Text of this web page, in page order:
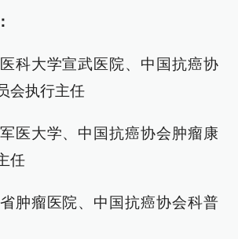
科大学宣武医院、中国抗癌协
会执行主任
医大学、中国抗癌协会肿瘤康
任
肿瘤医院、中国抗癌协会科普